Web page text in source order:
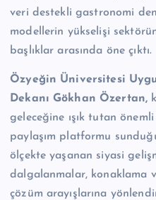
veri destekli gastronomi
modellerin yükselişi
başlıklar arasında öne çıktı.
Özyeğin Üniversitesi
Dekanı Gökhan Özertan,
geleceğine ışık tutan
paylaşım platformu
ölçekte yaşanan siyasi
dalgalanmalar, konaklama
çözüm arayışlarına